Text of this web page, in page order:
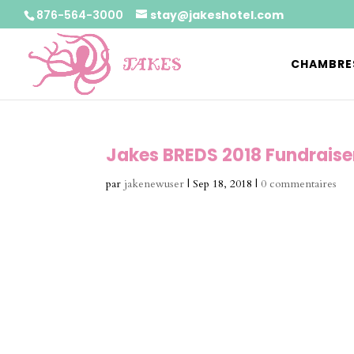
876-564-3000 stay@jakeshotel.com
Jakes BREDS 2018
par jakenewuser |Sep 18, 2018 |0 commentaires